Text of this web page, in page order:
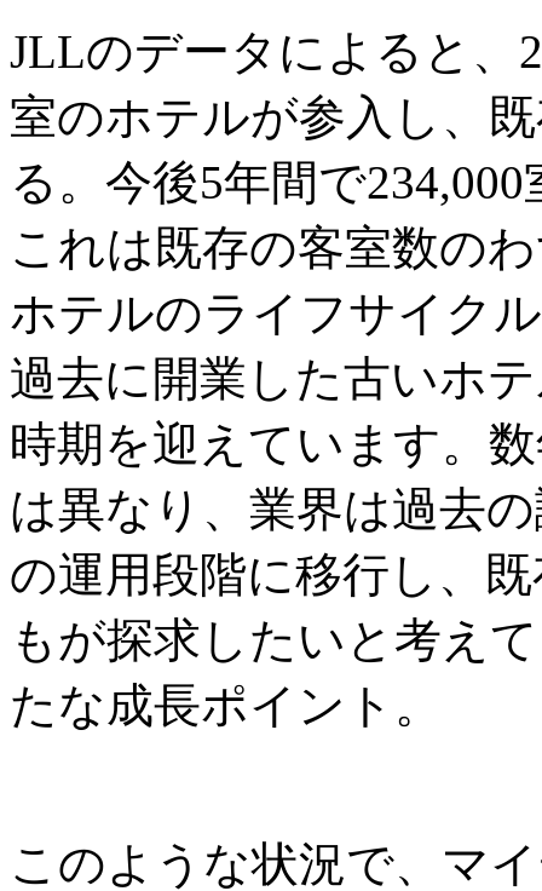
JLLのデータによると、
室のホテルが参入し、
る。今後5年間で
これは既存の客室数の
ホテルのライフサイク
過去に開業した古いホ
時期を迎えています。
は異なり、業界は過去
の運用段階に移行し、
もが探求したいと考え
たな成長ポイント。
このような状況で、マ